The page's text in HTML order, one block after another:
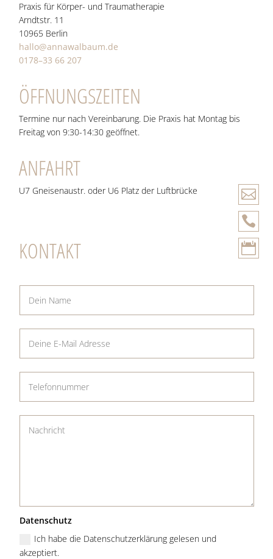
Pra­xis für Körper- und Traumatherapie
Arndt­str. 11
10965 Ber­lin
hallo@annawalbaum.de
0178–33 66 207
ÖFFNUNGSZEITEN
Termine nur nach Vereinbarung. Die Praxis hat Montag bis
Freitag von 9:30-14:30 geöffnet.
ANFAHRT
U7 Gneisenaustr. oder U6 Platz der Luftbrücke
KONTAKT
Datenschutz
Ich habe die Datenschutzerklärung gelesen und
akzeptiert.


